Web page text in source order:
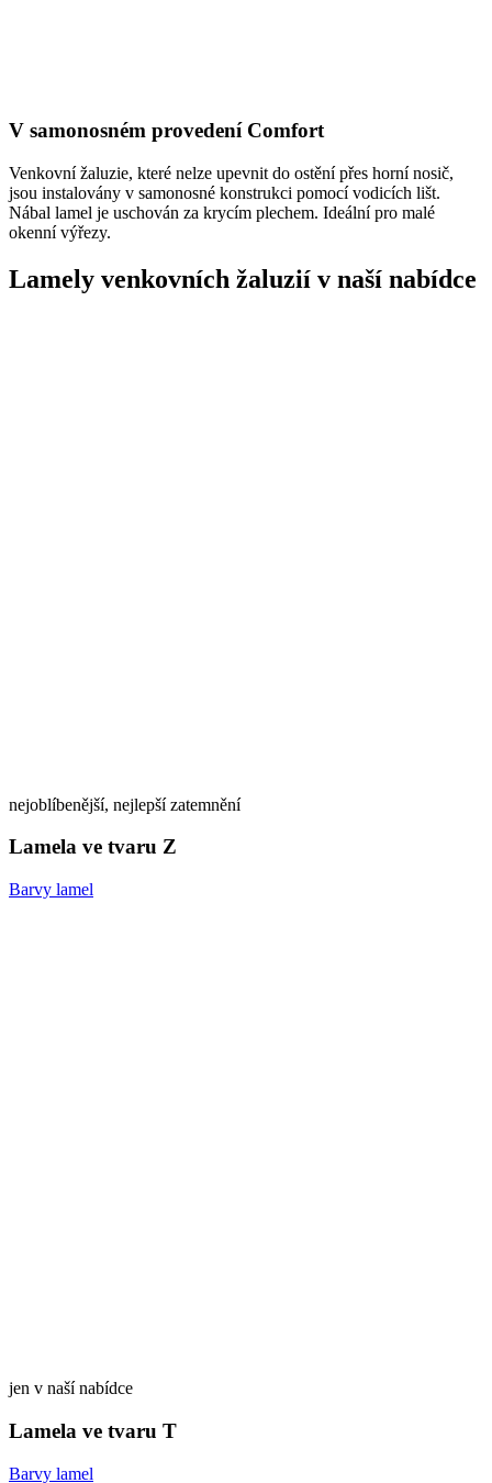
V samonosném provedení Comfort
Venkovní žaluzie, které nelze upevnit do ostění přes horní nosič,
jsou instalovány v samonosné konstrukci pomocí vodicích lišt.
Nábal lamel je uschován za krycím plechem. Ideální pro malé
okenní výřezy.
Lamely venkovních žaluzií v naší nabídce
nejoblíbenější, nejlepší zatemnění
Lamela ve tvaru Z
Barvy lamel
jen v naší nabídce
Lamela ve tvaru T
Barvy lamel